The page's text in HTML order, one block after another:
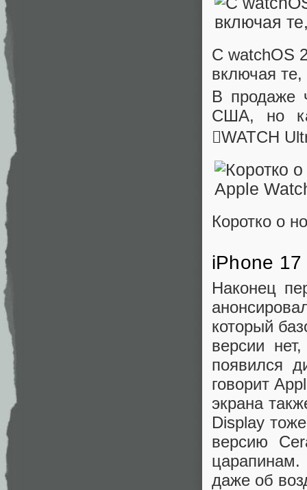
С watchOS
включая
В продаже
США, но
WATCH
Коротко о
iPhone
Наконец
который
версии
появился
говорит
экрана
Display
версию
даже об